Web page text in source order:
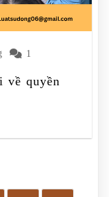
1
về quyền